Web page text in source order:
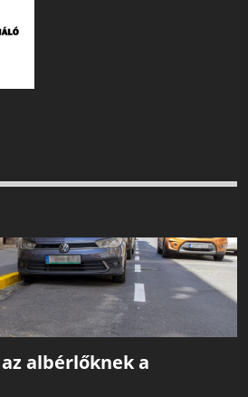
albérlőknek a